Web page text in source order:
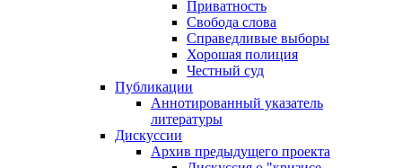
Приватность
Свобода слова
Справедливые выборы
Хорошая полиция
Честный суд
Публикации
Аннотированный указатель
литературы
Дискуссии
Архив предыдущего проекта